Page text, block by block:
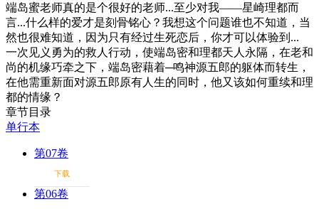
端岛蜜老师真的是个很好的老师...至少对我——星崎理都而
言...什么样的爱才是刻骨铭心？我想这个问题谁也不知道，当
然也很难知道，因为只有经过生死恋后，你才可以体验到...
一次见义勇为的救人行动，使端岛密和理都天人永隔，在老和
尚的机缘巧牵之下，端岛密藉着─鸣神源五郎的躯体而转生，
在他需重新面对源五郎原有人生的同时，他又该如何重续和理
都的情缘？
章节目录
单行本
第07卷
下载
第06卷